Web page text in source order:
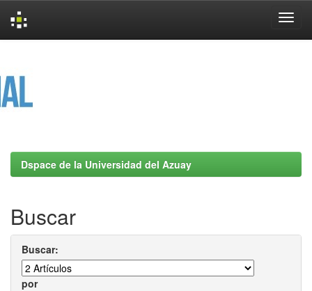
Dspace de la Universidad del Azuay
Buscar
Buscar:
por